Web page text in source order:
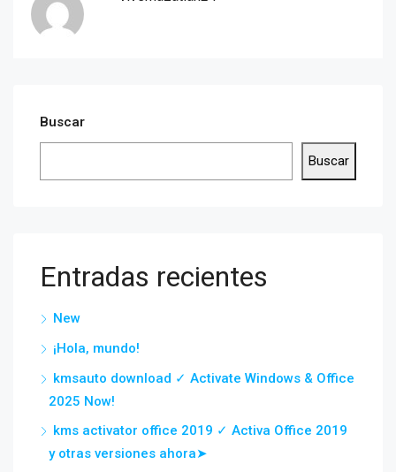
Buscar
Buscar
Entradas recientes
New
¡Hola, mundo!
kmsauto download ✓ Activate Windows & Office
2025 Now!
kms activator office 2019 ✓ Activa Office 2019
y otras versiones ahora➤